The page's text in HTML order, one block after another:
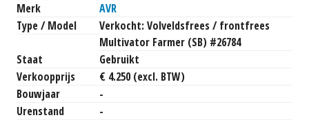
Merk
AVR
Type / Model
Verkocht: Volveldsfrees / frontfrees
Multivator Farmer (SB) #26784
Staat
Gebruikt
Verkoopprijs
€ 4.250 (excl. BTW)
Bouwjaar
-
Urenstand
-